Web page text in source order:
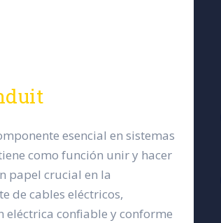
esencial en sistemas
como función unir y hacer
papel crucial en la
de cables eléctricos,
confiable y conforme